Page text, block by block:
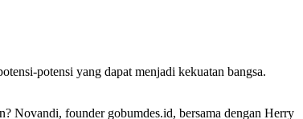
potensi yang dapat menjadi kekuatan bangsa.
Novandi, founder gobumdes.id, bersama dengan Herry